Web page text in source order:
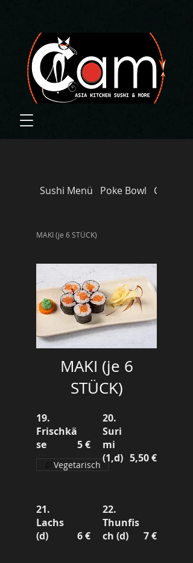
Sushi Menü Poke Bowl CAM‘S
MAKI (je 6 STÜCK)
MAKI (je 6
STÜCK)
19.
Frischkä
se
5 €
Vegetarisch
20.
Suri
mi
(1,d) 5,50 €
21.
Lachs
(d)
6 €
22.
Thunfis
ch (d)
7 €